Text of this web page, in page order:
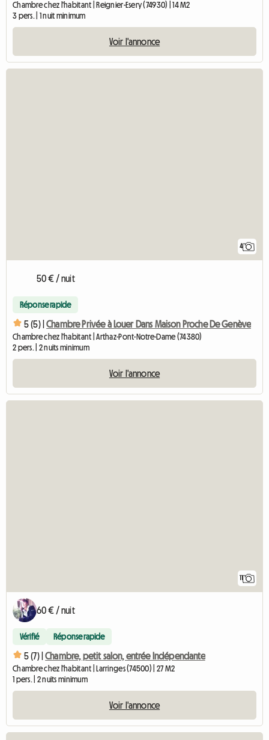
Chambre chez l'habitant | Reignier-Esery (74930) | 14 M2
3 pers. | 1 nuit minimum
Voir l'annonce
4
50 € / nuit
Réponse rapide
5 (5) | Chambre Privée à Louer Dans Maison Proche De Genève
Chambre chez l'habitant | Arthaz-Pont-Notre-Dame (74380)
2 pers. | 2 nuits minimum
Voir l'annonce
11
60 € / nuit
Vérifié Réponse rapide
5 (7) | Chambre, petit salon, entrée Indépendante
Chambre chez l'habitant | Larringes (74500) | 27 M2
1 pers. | 2 nuits minimum
Voir l'annonce